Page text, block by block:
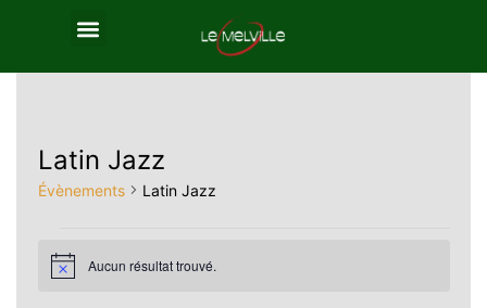
Latin Jazz
Évènements Latin Jazz
Notice Aucun résultat trouvé.